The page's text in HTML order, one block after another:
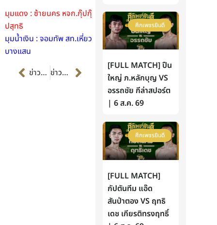
มุมแดง : ซ้ายนคร หจก.กุ๊ปกุ๊
ปสุทธิ
มุมน้ำเงิน : จอมทัพ สท.เหี่ยว
บางแสน
Prevข่าวก่อนหน้า ข่าวต่อไป Next
ศึกเพชรยินดี
[FULL MATCH] ปืน
ใหญ่ ภ.หลักบุญ VS
อรรถชัย กีล่าสปอร์ต
| 6 ส.ค. 69
ศึกเพชรยินดี
[FULL MATCH]
กัปตันทีม แอ๊ด
สันป่าตอง VS ฤทธิ
เดช เกียรติทรงฤทธิ์